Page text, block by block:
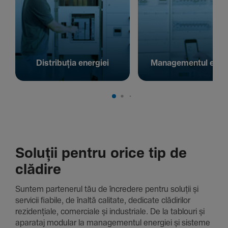
Distribuția energiei Managementul
Soluții pentru orice tip de
clădire
Suntem parte­nerul tău de încre­dere pentru soluții și
servicii fiabile, de înaltă cali­tate, dedi­cate clădi­rilor
rezi­den­țiale, comer­ciale și indus­triale. De la tablouri și
aparataj modular la managementul energiei și sisteme